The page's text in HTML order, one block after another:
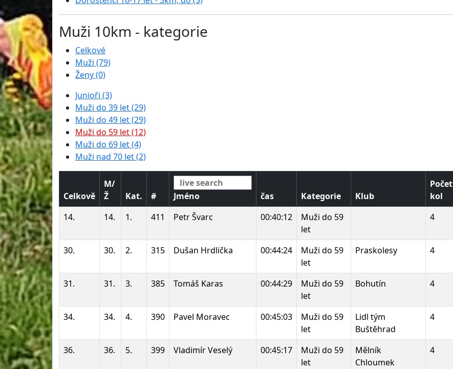
Muži 10km - kategorie
Celkové
Muži (79)
Ženy (0)
Junioři (3)
Muži do 39 let (29)
Muži do 49 let (29)
Muži do 59 let (12)
Muži do 69 let (4)
Muži nad 70 let (2)
Celkově
M/
Ž
Kat. # Jméno čas Kategorie Klub
Počet
kol
14.
14. 1. 411 Petr Švarc 00:40:12
Muži do 59
let
4
30. 30. 2. 315 Dušan Hrdlička 00:44:24
Muži do 59
let
Praskolesy 4
31. 31. 3. 385 Tomáš Karas 00:44:29
Muži do 59
let
Bohutín 4
34. 34. 4. 390 Pavel Moravec 00:45:03
Muži do 59
let
Lidl tým
Buštěhrad
4
36. 36. 5. 399 Vladimír Veselý 00:45:17
Muži do 59
let
Mělník
Chloumek
4